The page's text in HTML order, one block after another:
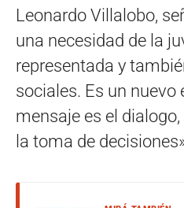
Leonardo Villalobo,
una necesidad de la
representada y
sociales. Es un nuevo
mensaje es el
la toma de